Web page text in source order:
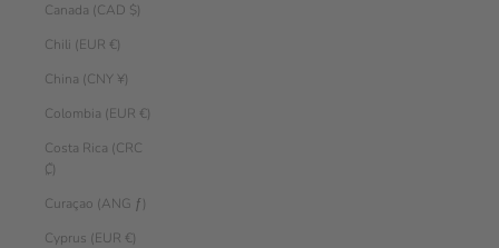
Canada (CAD $)
Chili (EUR €)
China (CNY ¥)
Colombia (EUR €)
Costa Rica (CRC
₡)
Curaçao (ANG ƒ)
Cyprus (EUR €)